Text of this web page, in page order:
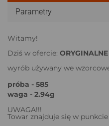
Parametry
Witamy!
Dziś w ofercie:
wyrób używany we
próba - 585
waga - 2.94g
UWAGA!!!
Towar znajduje się w